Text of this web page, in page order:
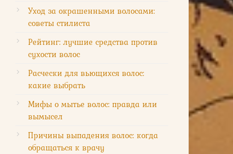
200-500
500-2000
500-2000
Уход за окрашенными волосами:
советы стилиста
Рейтинг: лучшие средства против
сухости волос
Расчески для вьющихся волос:
какие выбрать
Мифы о мытье волос: правда или
вымысел
Причины выпадения волос: когда
обращаться к врачу